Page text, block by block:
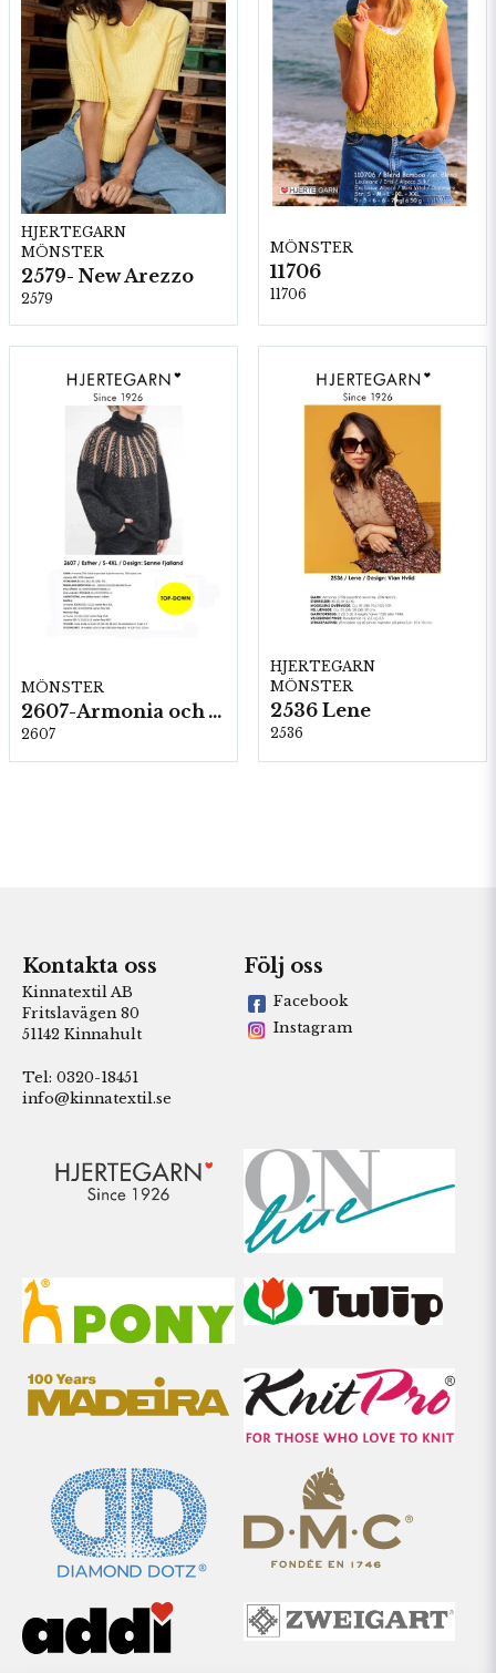
HJERTEGARN
MÖNSTER
2579- New Arezzo
2579
MÖNSTER
11706
11706
MÖNSTER
2607-Armonia och Alpaca 400
2607
HJERTEGARN
MÖNSTER
2536 Lene
2536
Kontakta oss
Kinnatextil AB
Fritslavägen 80
51142 Kinnahult
Tel: 0320-18451
info@kinnatextil.se
Följ oss
Facebook
Instagram